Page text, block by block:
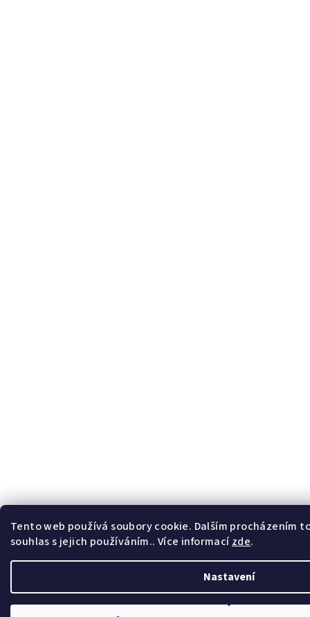
Tento web používá soubory cookie. Dalším procházením
souhlas s jejich používáním.. Více informacízde.
Nastavení